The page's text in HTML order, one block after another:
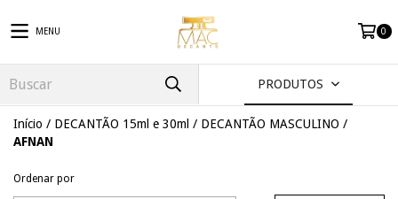
MENU 0
PRODUTOS
Início / DECANTÃO 15ml e 30ml / DECANTÃO MASCULINO /
AFNAN
Ordenar por